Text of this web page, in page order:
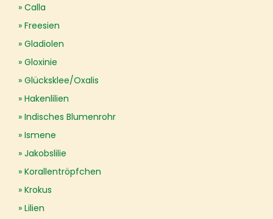
Calla
Freesien
Gladiolen
Gloxinie
Glücksklee/Oxalis
Hakenlilien
Indisches Blumenrohr
Ismene
Jakobslilie
Korallentröpfchen
Krokus
Lilien